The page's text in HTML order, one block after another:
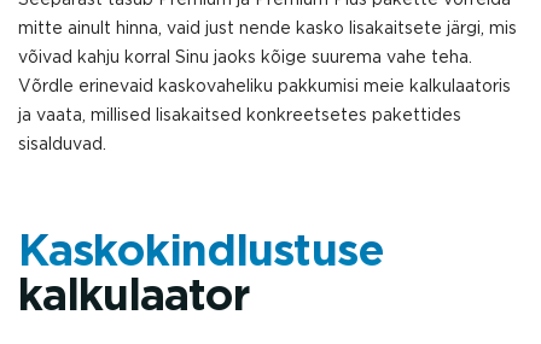
mitte ainult hinna, vaid just nende kasko lisakaitsete järgi, mis
võivad kahju korral Sinu jaoks kõige suurema vahe teha.
Võrdle erinevaid kaskovaheliku pakkumisi meie kalkulaatoris
ja vaata, millised lisakaitsed konkreetsetes pakettides
sisalduvad.
Kaskokindlustuse
kalkulaator